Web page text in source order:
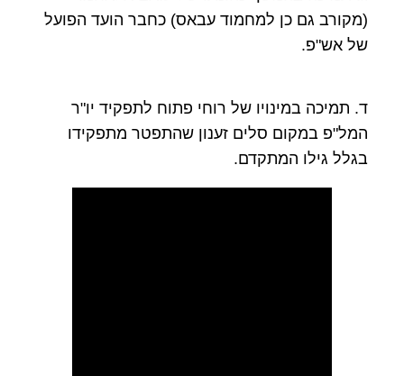
(מקורב גם כן למחמוד עבאס) כחבר הועד הפועל
של אש"פ.
ד. תמיכה במינויו של רוחי פתוח לתפקיד יו"ר
המל"פ במקום סלים זענון שהתפטר מתפקידו
בגלל גילו המתקדם.